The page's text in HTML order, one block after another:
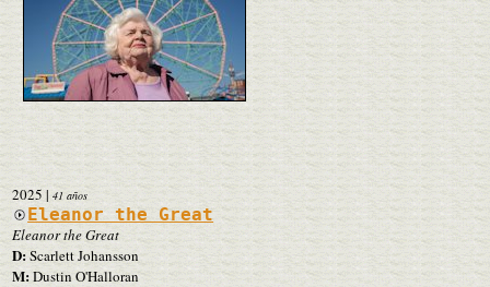
2025 | 41 años
Eleanor the Great
Eleanor the Great
D:Scarlett Johansson
M:Dustin O'Halloran